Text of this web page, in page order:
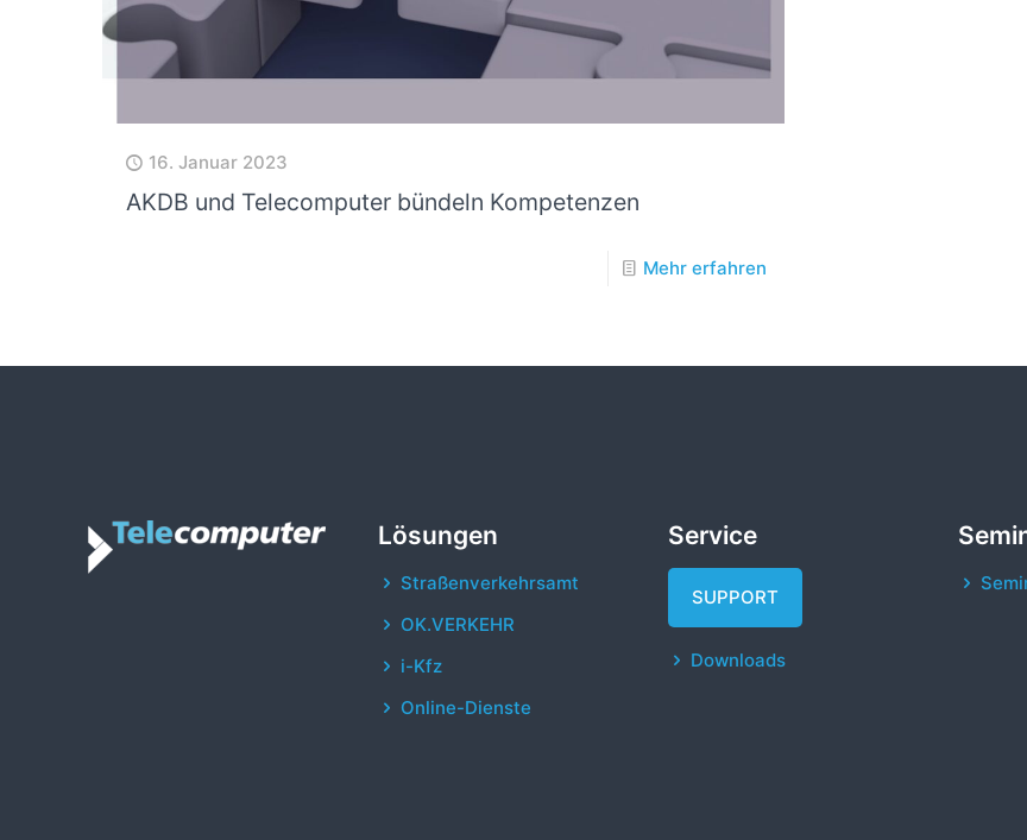
16. Januar 2023
AKDB und Telecomputer bündeln Kompetenzen
Mehr erfahren
Lösungen
Straßenverkehrsamt
OK.VERKEHR
i-Kfz
Online-Dienste
Service
SUPPORT
Downloads